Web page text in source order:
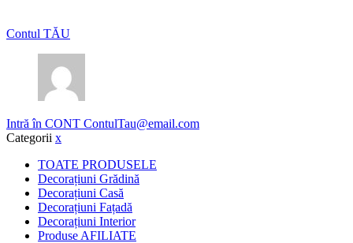
Contul TĂU
Intră în CONT ContulTau@email.com
Categorii x
TOATE PRODUSELE
Decorațiuni Grădină
Decorațiuni Casă
Decorațiuni Fațadă
Decorațiuni Interior
Produse AFILIATE